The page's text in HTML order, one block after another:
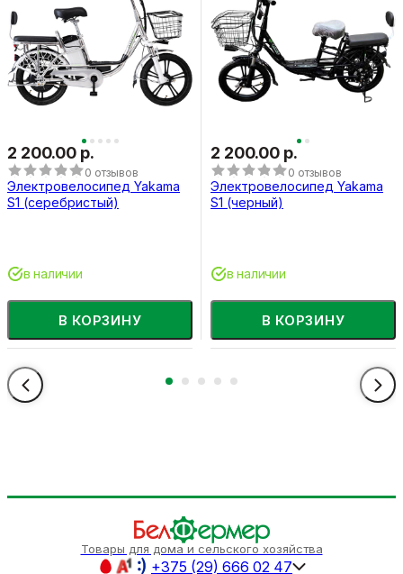
2 200.00 р.
0 отзывов
Электровелосипед Yakama
S1 (серебристый)
В КОРЗИНУ
в наличии
2 200.00 р.
0 отзывов
Электровелосипед Yakama
S1 (черный)
В КОРЗИНУ
в наличии
Товары для дома и сельского хозяйства
+375 (29) 666 02 47